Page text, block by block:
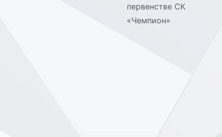
первенстве СК
«Чемпион»